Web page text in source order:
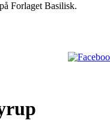
Forlaget Basilisk.